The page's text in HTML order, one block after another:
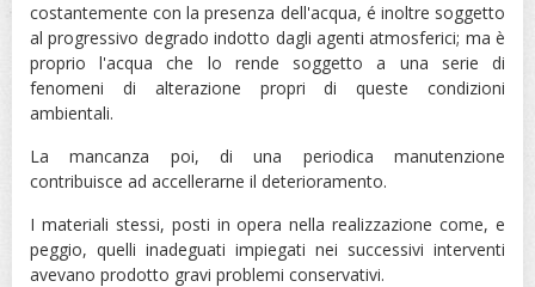
costantemente con la presenza dell'acqua, é inoltre soggetto
al progressivo degrado indotto dagli agenti atmosferici; ma è
proprio l'acqua che lo rende soggetto a una serie di
fenomeni di alterazione propri di queste condizioni
ambientali.
La mancanza poi, di una periodica manutenzione
contribuisce ad accellerarne il deterioramento.
I materiali stessi, posti in opera nella realizzazione come, e
peggio, quelli inadeguati impiegati nei successivi interventi
avevano prodotto gravi problemi conservativi.